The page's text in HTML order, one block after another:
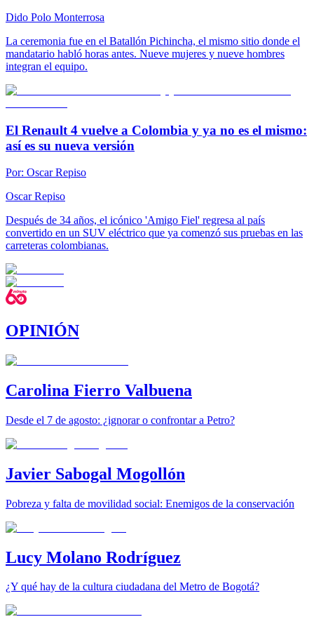
Dido Polo Monterrosa
La ceremonia fue en el Batallón Pichincha, el mismo sitio donde el
mandatario habló horas antes. Nueve mujeres y nueve hombres
integran el equipo.
El Renault 4 vuelve a Colombia y ya no es el mismo:
así es su nueva versión
Por: Oscar Repiso
Oscar Repiso
Después de 34 años, el icónico 'Amigo Fiel' regresa al país
convertido en un SUV eléctrico que ya comenzó sus pruebas en las
carreteras colombianas.
OPINIÓN
Carolina Fierro Valbuena
Desde el 7 de agosto: ¿ignorar o confrontar a Petro?
Javier Sabogal Mogollón
Pobreza y falta de movilidad social: Enemigos de la conservación
Lucy Molano Rodríguez
¿Y qué hay de la cultura ciudadana del Metro de Bogotá?